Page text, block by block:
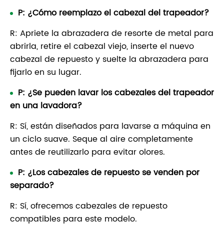
P: ¿Cómo reemplazo el cabezal del trapeador?
R: Apriete la abrazadera de resorte de metal para
abrirla, retire el cabezal viejo, inserte el nuevo
cabezal de repuesto y suelte la abrazadera para
fijarlo en su lugar.
P: ¿Se pueden lavar los cabezales del trapeador
en una lavadora?
R: Sí, están diseñados para lavarse a máquina en
un ciclo suave. Seque al aire completamente
antes de reutilizarlo para evitar olores.
P: ¿Los cabezales de repuesto se venden por
separado?
R: Sí, ofrecemos cabezales de repuesto
compatibles para este modelo.